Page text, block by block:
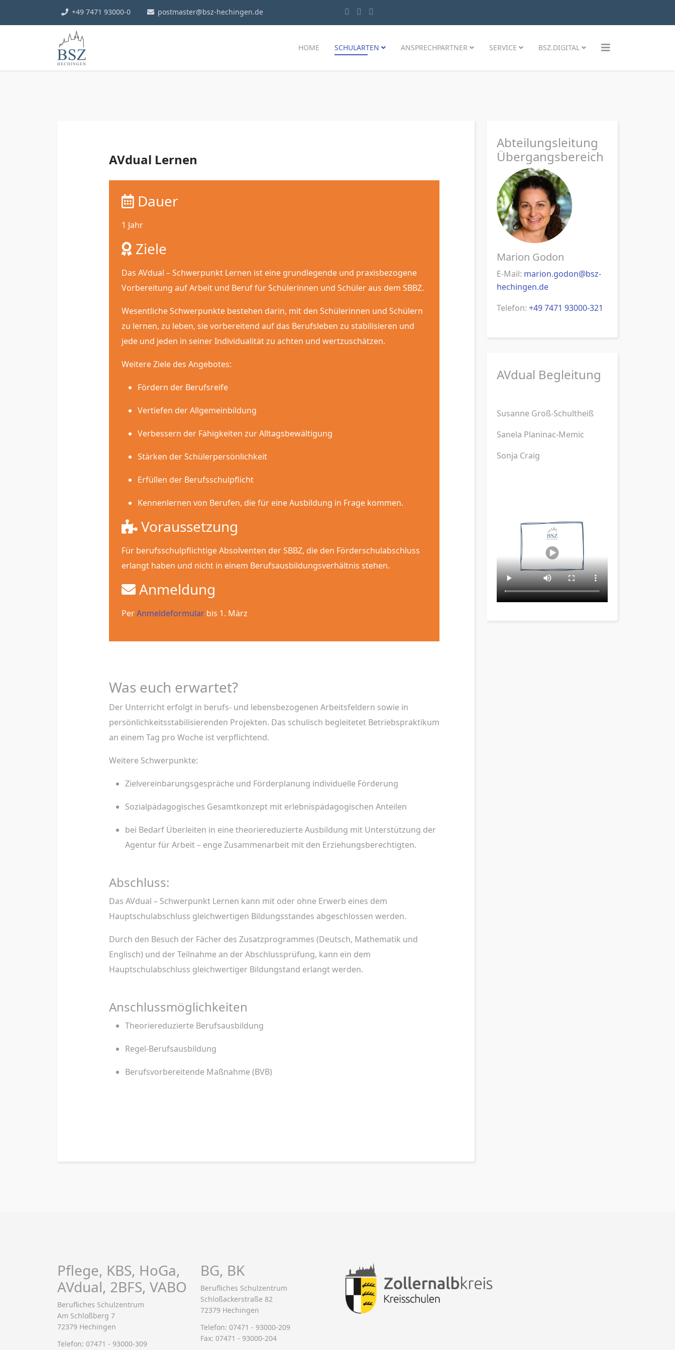
+49 7471 93000-0 postmaster@bsz-hechingen.de
HOME SCHULARTEN ANSPRECHPARTNER SERVICE BSZ.DIGITAL
AVdual Lernen
Dauer
1 Jahr
Ziele
Das AVdual – Schwerpunkt Lernen ist eine grundlegende und praxisbezogene
Vorbereitung auf Arbeit und Beruf für Schülerinnen und Schüler aus dem SBBZ.
Wesentliche Schwerpunkte bestehen darin, mit den Schülerinnen und Schülern
zu lernen, zu leben, sie vorbereitend auf das Berufsleben zu stabilisieren und
jede und jeden in seiner Individualität zu achten und wertzuschätzen.
Weitere Ziele des Angebotes:
Fördern der Berufsreife
Vertiefen der Allgemeinbildung
Verbessern der Fähigkeiten zur Alltagsbewältigung
Stärken der Schülerpersönlichkeit
Erfüllen der Berufsschulpflicht
Kennenlernen von Berufen, die für eine Ausbildung in Frage kommen.
Voraussetzung
Für berufsschulpflichtige Absolventen der SBBZ, die den Förderschulabschluss
erlangt haben und nicht in einem Berufsausbildungsverhältnis stehen.
Anmeldung
PerAnmeldeformular bis 1. März
Was euch erwartet?
Der Unterricht erfolgt in berufs- und lebensbezogenen Arbeitsfeldern sowie in
persönlichkeitsstabilisierenden Projekten. Das schulisch begleitetet Betriebspraktikum
an einem Tag pro Woche ist verpflichtend.
Weitere Schwerpunkte:
Zielvereinbarungsgespräche und Förderplanung individuelle Förderung
Sozialpädagogisches Gesamtkonzept mit erlebnispädagogischen Anteilen
bei Bedarf Überleiten in eine theoriereduzierte Ausbildung mit Unterstützung der
Agentur für Arbeit – enge Zusammenarbeit mit den Erziehungsberechtigten.
Abschluss:
Das AVdual – Schwerpunkt Lernen kann mit oder ohne Erwerb eines dem
Hauptschulabschluss gleichwertigen Bildungsstandes abgeschlossen werden.
Durch den Besuch der Fächer des Zusatzprogrammes (Deutsch, Mathematik und
Englisch) und der Teilnahme an der Abschlussprüfung, kann ein dem
Hauptschulabschluss gleichwertiger Bildungstand erlangt werden.
Anschlussmöglichkeiten
Theoriereduzierte Berufsausbildung
Regel-Berufsausbildung
Berufsvorbereitende Maßnahme (BVB)
Abteilungsleitung
Übergangsbereich
Marion Godon
E-Mail: marion.godon@bsz-
hechingen.de
Telefon: +49 7471 93000-321
AVdual Begleitung
Susanne Groß-Schultheiß
Sanela Planinac-Memic
Sonja Craig
Pflege, KBS, HoGa,
AVdual, 2BFS, VABO
Berufliches Schulzentrum
Am Schloßberg 7
72379 Hechingen
Telefon: 07471 - 93000-309
BG, BK
Berufliches Schulzentrum
Schloßackerstraße 82
72379 Hechingen
Telefon: 07471 - 93000-209
Fax: 07471 - 93000-204